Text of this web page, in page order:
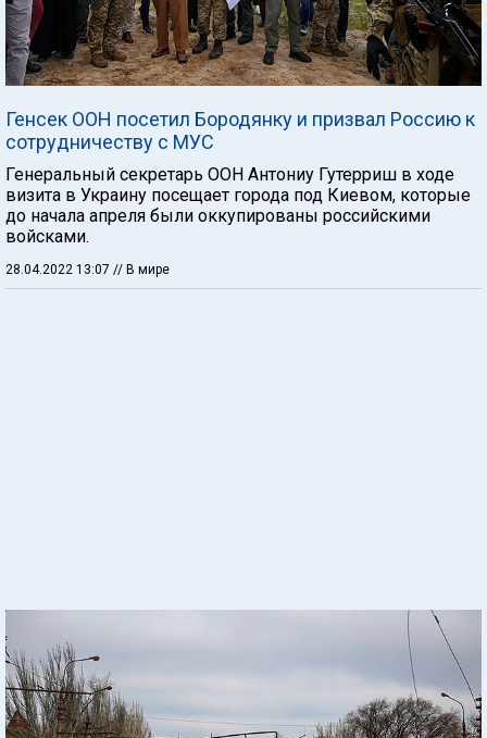
Генсек ООН посетил Бородянку и призвал Россию к
сотрудничеству с МУС
Генеральный секретарь ООН Антониу Гутерриш в ходе
визита в Украину посещает города под Киевом, которые
до начала апреля были оккупированы российскими
войсками.
28.04.2022 13:07 // В мире